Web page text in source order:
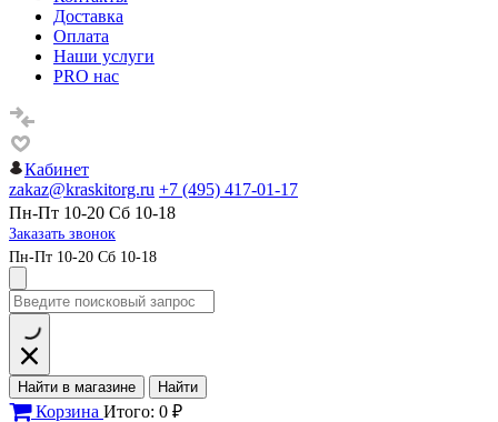
Доставка
Оплата
Наши услуги
PRO нас
Кабинет
zakaz@kraskitorg.ru +7 (495) 417-01-17
Пн-Пт 10-20 Сб 10-18
Заказать звонок
Пн-Пт 10-20 Сб 10-18
Найти в магазине Найти
Корзина Итого: 0 ₽